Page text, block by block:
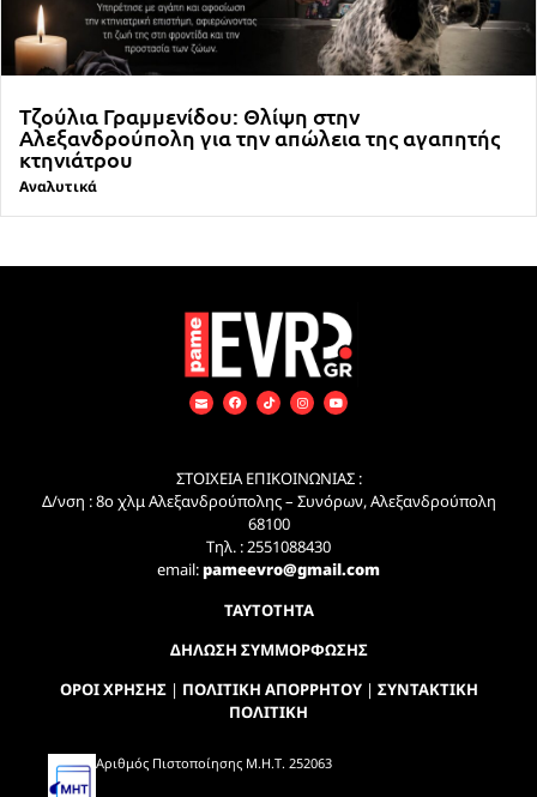
Τζούλια Γραμμενίδου: Θλίψη στην
Αλεξανδρούπολη για την απώλεια της αγαπητής
κτηνιάτρου
Αναλυτικά
ΣΤΟΙΧΕΙΑ ΕΠΙΚΟΙΝΩΝΙΑΣ :
Δ/νση : 8ο χλμ Αλεξανδρούπολης – Συνόρων, Αλεξανδρούπολη
68100
Τηλ. : 2551088430
email:pameevro@gmail.com
ΤΑΥΤΟΤΗΤΑ
ΔΗΛΩΣΗ ΣΥΜΜΟΡΦΩΣΗΣ
ΟΡΟΙ ΧΡΗΣΗΣ| ΠΟΛΙΤΙΚΗ ΑΠΟΡΡΗΤΟΥ| ΣΥΝΤΑΚΤΙΚΗ
ΠΟΛΙΤΙΚΗ
Αριθμός Πιστοποίησης Μ.Η.Τ. 252063